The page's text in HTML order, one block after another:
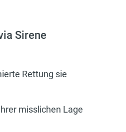
Sirene
Rettung sie
misslichen Lage